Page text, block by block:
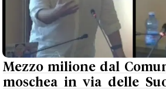
Mezzo milione dal
moschea in via delle